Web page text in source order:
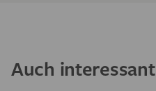
Auch interessant